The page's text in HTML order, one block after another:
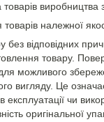
виробництва
належної
без відповідних
товару.
можливого
вигляду. Це
експлуатації чи
оригінальної